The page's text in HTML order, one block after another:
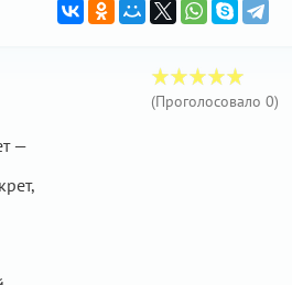
(Проголосовало 0)
—